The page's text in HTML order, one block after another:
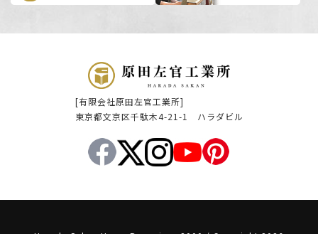
[有限会社原田左官工業所]
東京都文京区千駄木4-21-1 ハラダビル